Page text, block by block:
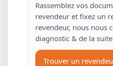
Rassemblez vos
revendeur et fixez un
revendeur, nous nous
diagnostic & de la
Trouver un